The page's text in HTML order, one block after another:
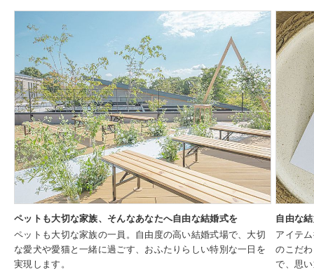
ペットも大切な家族、そんなあなたへ自由な結婚式を
ペットも大切な家族の一員。自由度の高い結婚式場で、大切
な愛犬や愛猫と一緒に過ごす、おふたりらしい特別な一日を
実現します。
自由な
アイテ
のこだ
で、思